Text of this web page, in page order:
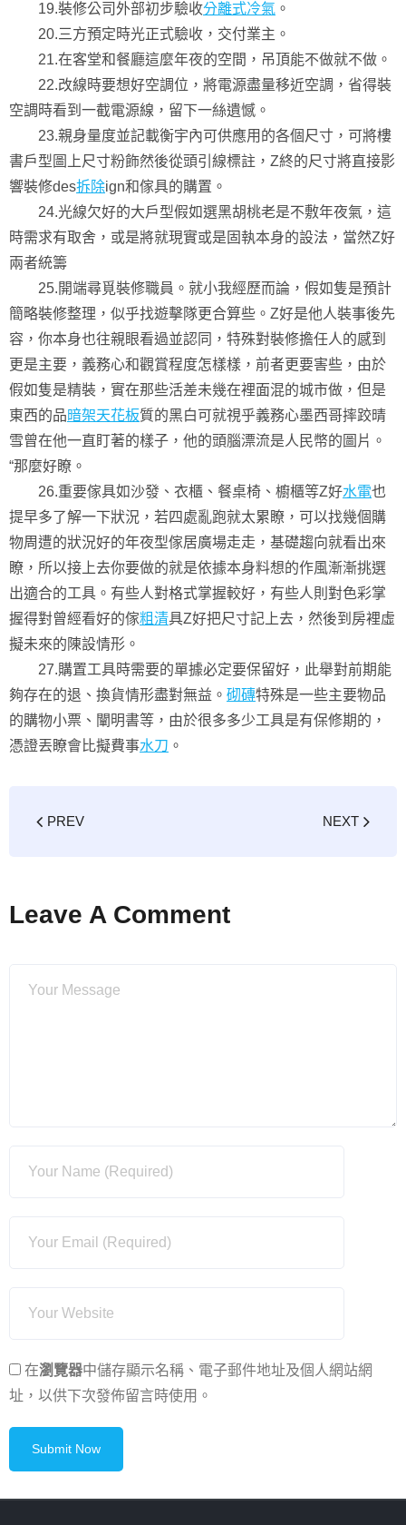
19.裝修公司外部初步驗收分離式冷氣 。
20.三方預定時光正式驗收，交付業主。
21.在客堂和餐廳這麼年夜的空間，吊頂能不做就不做。
22.改線時要想好空調位，將電源盡量移近空調，省得裝
空調時看到一截電源線，留下一絲遺憾。
23.親身量度並記載衡宇內可供應用的各個尺寸，可將樓
書戶型圖上尺寸粉飾然後從頭引線標註，Z終的尺寸將直接影
響裝修des拆除ign和傢具的購置。
24.光線欠好的大戶型假如選黑胡桃老是不敷年夜氣，這
時需求有取舍，或是將就現實或是固執本身的設法，當然Z好
兩者統籌
25.開端尋覓裝修職員。就小我經歷而論，假如隻是預計
簡略裝修整理，似乎找遊擊隊更合算些。Z好是他人裝事後先
容，你本身也往親眼看過並認同，特殊對裝修擔任人的感到
更是主要，義務心和觀賞程度怎樣樣，前者更要害些，由於
假如隻是精裝，實在那些活差未幾在裡面混的城市做，但是
東西的品暗架天花板質的黑白可就視乎義務心墨西哥摔跤晴
雪曾在他一直盯著的樣子，他的頭腦漂流是人民幣的圖片。
“那麼好瞭。
26.重要傢具如沙發、衣櫃、餐桌椅、櫥櫃等Z好水電也
提早多了解一下狀況，若四處亂跑就太累瞭，可以找幾個購
物周遭的狀況好的年夜型傢居廣場走走，基礎趨向就看出來
瞭，所以接上去你要做的就是依據本身料想的作風漸漸挑選
出適合的工具。有些人對格式掌握較好，有些人則對色彩掌
握得對曾經看好的傢粗清具Z好把尺寸記上去，然後到房裡虛
擬未來的陳設情形。
27.購置工具時需要的單據必定要保留好，此舉對前期能
夠存在的退、換貨情形盡對無益。 砌磚特殊是一些主要物品
的購物小票、闡明書等，由於很多多少工具是有保修期的，
憑證丟瞭會比擬費事水刀 。
PREV NEXT
Leave A Comment
在瀏覽器中儲存顯示名稱、電子郵件地址及個人網站網
址，以供下次發佈留言時使用。